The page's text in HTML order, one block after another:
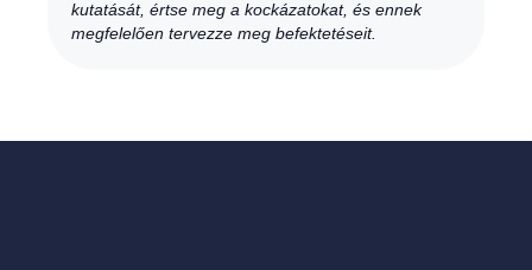
kutatását, értse meg a kockázatokat, és ennek
megfelelően tervezze meg befektetéseit.